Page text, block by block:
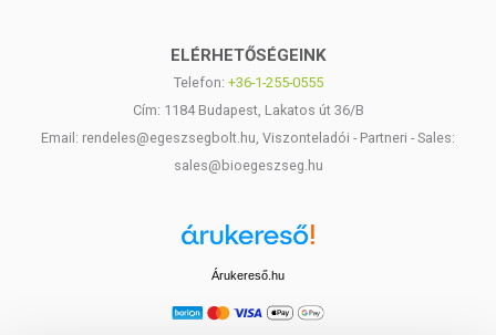
ELÉRHETŐSÉGEINK
Telefon: +36-1-255-0555
Cím: 1184 Budapest, Lakatos út 36/B
Email: rendeles@egeszsegbolt.hu, Viszonteladói - Partneri - Sales:
sales@bioegeszseg.hu
Árukereső.hu